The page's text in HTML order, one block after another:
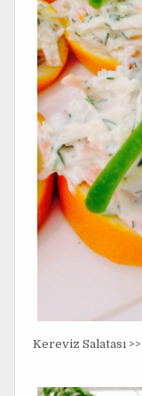
Kereviz Salatası >>